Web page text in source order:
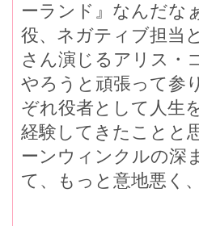
ーランド』なんだな
役、ネガティブ担当
さん演じるアリス・
やろうと頑張って参
ぞれ役者として人生
経験してきたことと
ーンウィンクルの深
て、もっと意地悪く